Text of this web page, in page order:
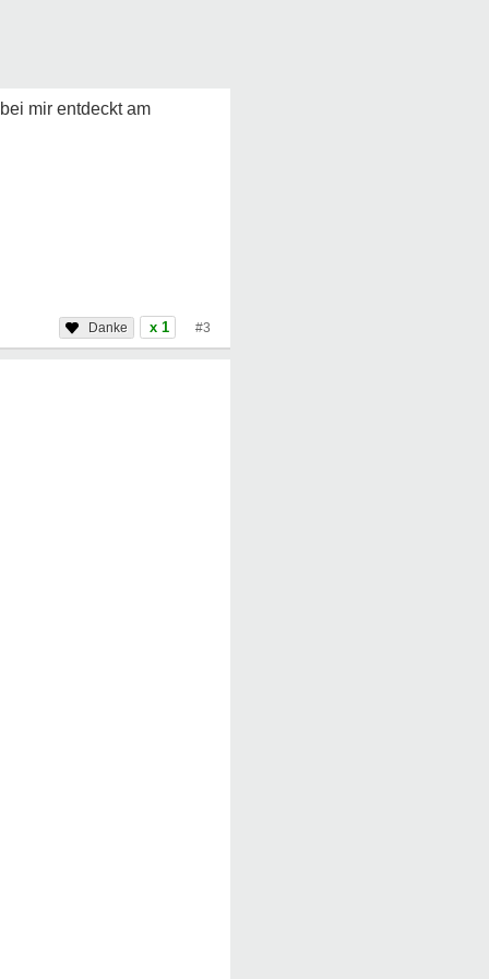
mir entdeckt am
x 1 #3